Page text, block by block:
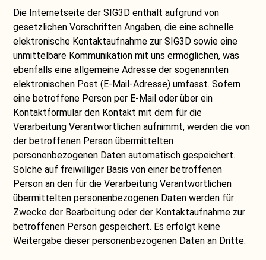
Die Internetseite der SIG3D enthält aufgrund von
gesetzlichen Vorschriften Angaben, die eine schnelle
elektronische Kontaktaufnahme zur SIG3D sowie eine
unmittelbare Kommunikation mit uns ermöglichen, was
ebenfalls eine allgemeine Adresse der sogenannten
elektronischen Post (E-Mail-Adresse) umfasst. Sofern
eine betroffene Person per E-Mail oder über ein
Kontaktformular den Kontakt mit dem für die
Verarbeitung Verantwortlichen aufnimmt, werden die von
der betroffenen Person übermittelten
personenbezogenen Daten automatisch gespeichert.
Solche auf freiwilliger Basis von einer betroffenen
Person an den für die Verarbeitung Verantwortlichen
übermittelten personenbezogenen Daten werden für
Zwecke der Bearbeitung oder der Kontaktaufnahme zur
betroffenen Person gespeichert. Es erfolgt keine
Weitergabe dieser personenbezogenen Daten an Dritte.